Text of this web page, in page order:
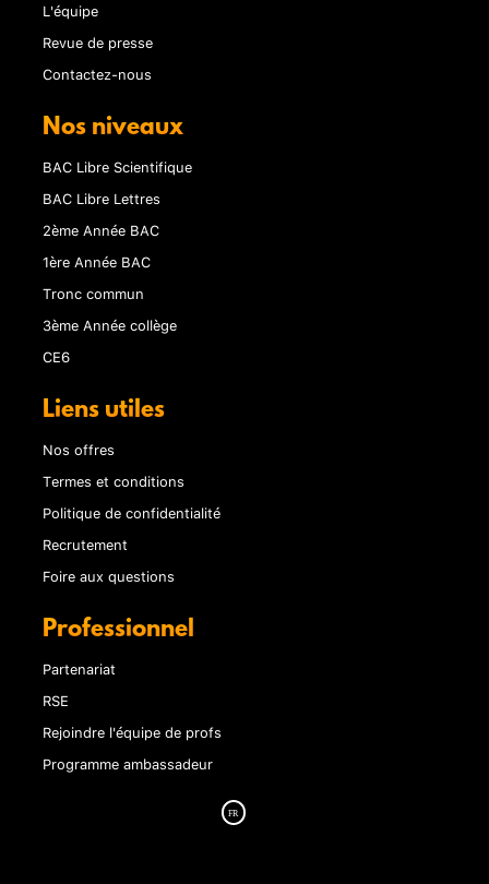
L'équipe
Revue de presse
Contactez-nous
Nos niveaux
BAC Libre Scientifique
BAC Libre Lettres
2ème Année BAC
1ère Année BAC
Tronc commun
3ème Année collège
CE6
Liens utiles
Nos offres
Termes et conditions
Politique de confidentialité
Recrutement
Foire aux questions
Professionnel
Partenariat
RSE
Rejoindre l'équipe de profs
Programme ambassadeur